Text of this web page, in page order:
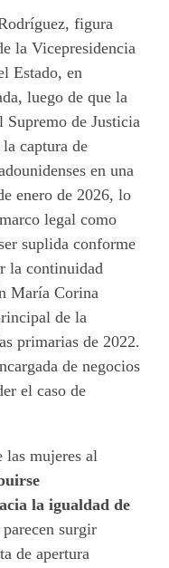
figura
la Vicepresidencia
Estado, en
luego de que la
de Justicia
captura de
en una
enero de 2026, lo
legal como
suplida conforme
la continuidad
María Corina
de la
primarias de 2022.
de negocios
el caso de
las mujeres al
la igualdad de
surgir
de apertura